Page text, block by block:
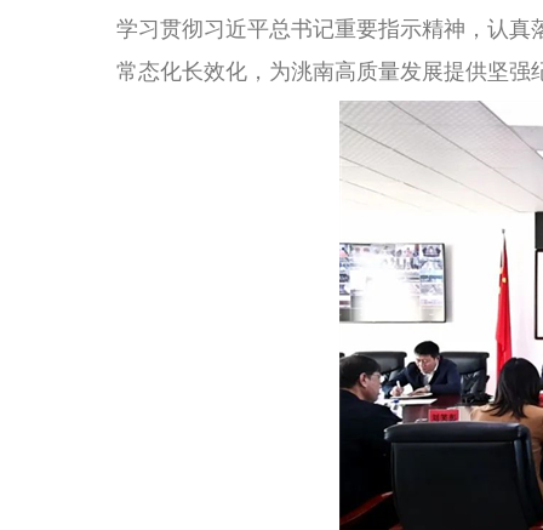
学习贯彻习近平总书记重要指示精神，认
常态化长效化，为洮南高质量发展提供坚强